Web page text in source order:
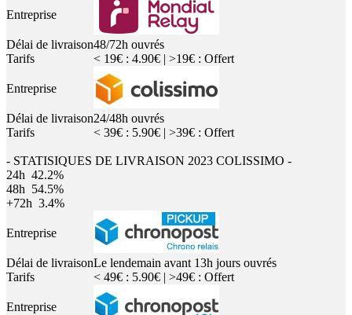
Entreprise
Délai de livraison48/72h ouvrés
Tarifs
< 19€ : 4.90€ | >19€ : Offert
Entreprise
Délai de livraison24/48h ouvrés
Tarifs
< 39€ : 5.90€ | >39€ : Offert
- STATISIQUES DE LIVRAISON 2023 COLISSIMO -
24h 42.2%
48h 54.5%
+72h 3.4%
Entreprise
Délai de livraisonLe lendemain avant 13h jours ouvrés
Tarifs
< 49€ : 5.90€ | >49€ : Offert
Entreprise